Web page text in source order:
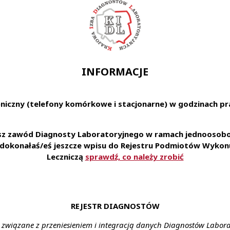
INFORMACJE
(telefony komórkowe i stacjonarne) w godzinach
zawód Diagnosty Laboratoryjnego w ramach
eś jeszcze wpisu do Rejestru Podmiotów
Leczniczą sprawdź, co należy zrobić
REJESTR DIAGNOSTÓW
z przeniesieniem i integracją danych Diagnostów
dokumentacji pracy Laboratorium
zawodowe na stanowisku Kierownika
pracy i chęci ciągłego rozwoju zawodowego
do wykonywania badań serologicznych
o umowę o pracę w wymiarze pełnego etatu
szpitalnym
otworzenia i dofinansowania specjalizacji
socjalnego m.in: karty multisport, opieki